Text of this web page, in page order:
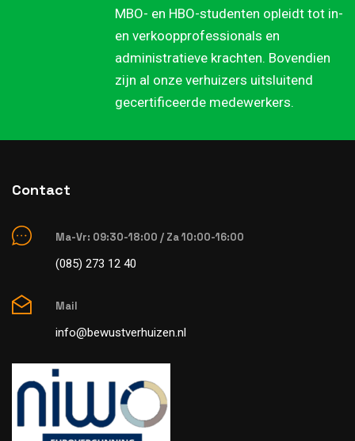
MBO- en HBO-studenten opleidt tot in-
en verkoopprofessionals en
administratieve krachten. Bovendien
zijn al onze verhuizers uitsluitend
gecertificeerde medewerkers.
Contact
Ma-Vr: 09:30-18:00 / Za 10:00-16:00
(085) 273 12 40
Mail
info@bewustverhuizen.nl